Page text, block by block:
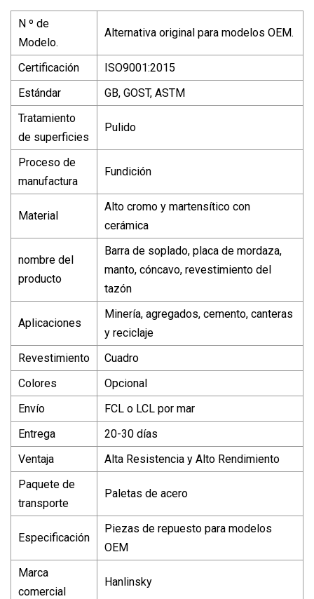
N º de
Modelo.
Alternativa original para modelos OEM.
Certificación
ISO9001:2015
Estándar
GB, GOST, ASTM
Tratamiento
de superficies
Pulido
Proceso de
manufactura
Fundición
Material
Alto cromo y martensítico con
cerámica
nombre del
producto
Barra de soplado, placa de mordaza,
manto, cóncavo, revestimiento del
tazón
Aplicaciones
Minería, agregados, cemento, canteras
y reciclaje
Revestimiento
Cuadro
Colores
Opcional
Envío
FCL o LCL por mar
Entrega
20-30 días
Ventaja
Alta Resistencia y Alto Rendimiento
Paquete de
transporte
Paletas de acero
Especificación
Piezas de repuesto para modelos
OEM
Marca
comercial
Hanlinsky